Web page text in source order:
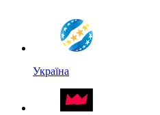
Україна